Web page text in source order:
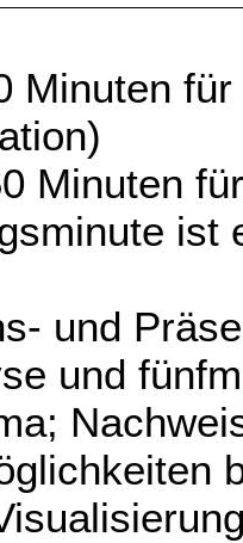
Minuten
Minuten
ist
und
und